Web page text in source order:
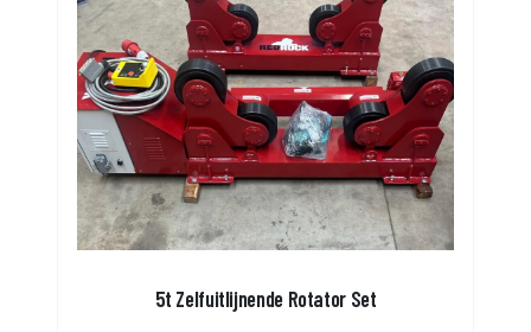
5t Zelfuitlijnende Rotator Set